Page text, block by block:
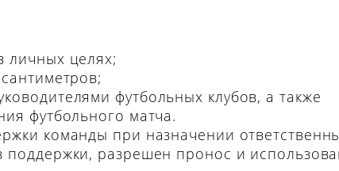
личных целях;
футбольных клубов, а также
футбольного матча.
команды при назначении
поддержки, разрешен пронос и